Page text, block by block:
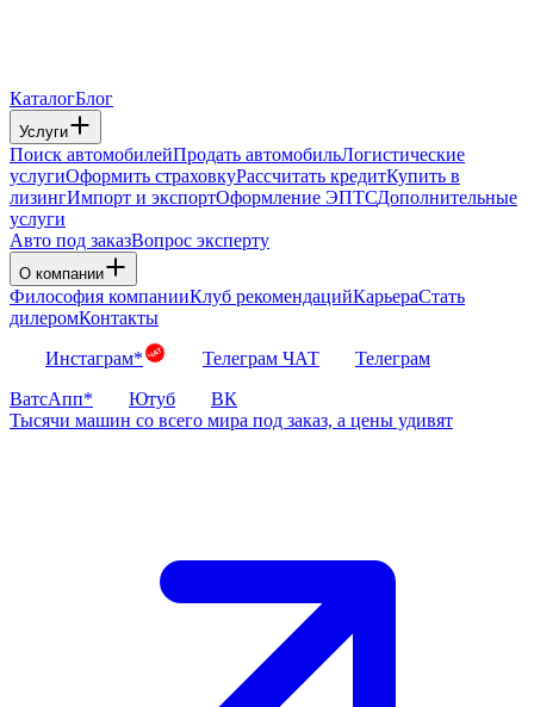
КаталогБлог
Услуги
Поиск автомобилейПродать автомобильЛогистические
услугиОформить страховкуРассчитать кредитКупить в
лизингИмпорт и экспортОформление ЭПТСДополнительные
услуги
Авто под заказВопрос эксперту
О компании
Философия компанииКлуб рекомендацийКарьераСтать
дилеромКонтакты
Инстаграм*
Телеграм ЧАТ
Телеграм
ВатсАпп*
Ютуб
ВК
Тысячи машин со всего мира под заказ, а цены удивят